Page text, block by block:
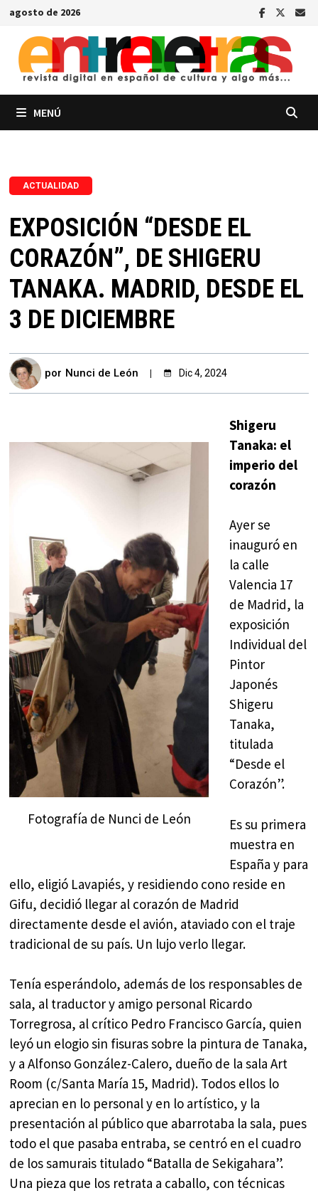
Saltar
contenido
agosto de 2026
MENÚ
ACTUALIDAD
EXPOSICIÓN “DESDE EL
CORAZÓN”, DE SHIGERU
TANAKA. MADRID, DESDE EL
3 DE DICIEMBRE
por Nunci de León Dic 4, 2024
Fotografía de Nunci de León
Shigeru
Tanaka: el
imperio del
corazón
Ayer se
inauguró en
la calle
Valencia 17
de Madrid, la
exposición
Individual del
Pintor
Japonés
Shigeru
Tanaka,
titulada
“Desde el
Corazón”.
Es su primera
muestra en
España y para
ello, eligió Lavapiés, y residiendo cono reside en
Gifu, decidió llegar al corazón de Madrid
directamente desde el avión, ataviado con el traje
tradicional de su país. Un lujo verlo llegar.
Tenía esperándolo, además de los responsables de
sala, al traductor y amigo personal Ricardo
Torregrosa, al crítico Pedro Francisco García, quien
leyó un elogio sin fisuras sobre la pintura de Tanaka,
y a Alfonso González-Calero, dueño de la sala Art
Room (c/Santa María 15, Madrid). Todos ellos lo
aprecian en lo personal y en lo artístico, y la
presentación al público que abarrotaba la sala, pues
todo el que pasaba entraba, se centró en el cuadro
de los samurais titulado “Batalla de Sekigahara”.
Una pieza que los retrata a caballo, con técnicas